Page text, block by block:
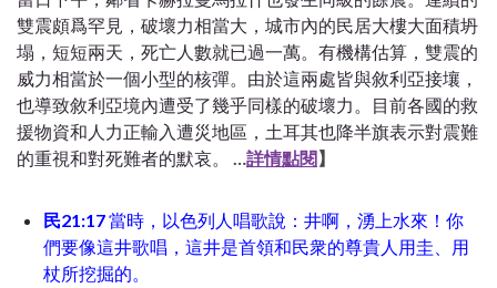
雙震頗爲罕見，破壞力相當大，城市內的民居大樓大面積坍
塌，短短兩天，死亡人數就已過一萬。有機構估算，雙震的
威力相當於一個小型的核彈。由於這兩處皆與敘利亞接壤，
也導致敘利亞境內遭受了幾乎同樣的破壞力。目前各國的救
援物資和人力正輸入遭災地區，土耳其也降半旗表示對震難
的重視和對死難者的默哀。
詳情點閱】
民21:17當時，以色列人唱歌說：井啊，湧上水來！你
們要像這井歌唱，這井是首領和民衆的尊貴人用圭、用
杖所挖掘的。